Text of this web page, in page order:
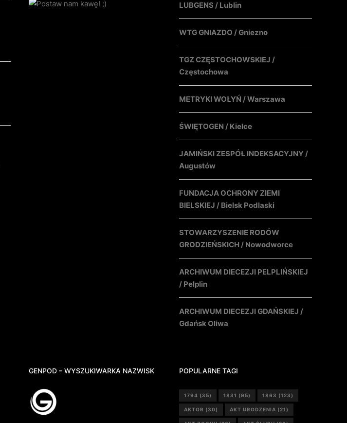
LUBGENS / Lublin
WTG GNIAZDO / Gniezno
TGZ CZĘSTOCHOWSKIEJ /
Częstochowa
METRYKI WOŁYŃ / Warszawa
ŚWIĘTOGEN / Kielce
JAMIŃSKI ZESPÓŁ INDEKSACYJNY /
Augustów
FUNDACJA OCHRONY ZIEMI
BIELSKIEJ / Bielsk Podlaski
STOWARZYSZENIE RODÓW
GRODZIEŃSKICH / Nowodworce
ARCHIWUM DIECEZJI PELPLIŃSKIEJ
/ Pelplin
ARCHIWUM DIECEZJI GDAŃSKIEJ /
Gdańsk Oliwa
GENPOD – WYSZUKIWARKA NAZWISK POPULARNE TAGI
1794 (35) 1831 (95) 1863 (123)
AKTOR (30) AKT URODZENIA (21)